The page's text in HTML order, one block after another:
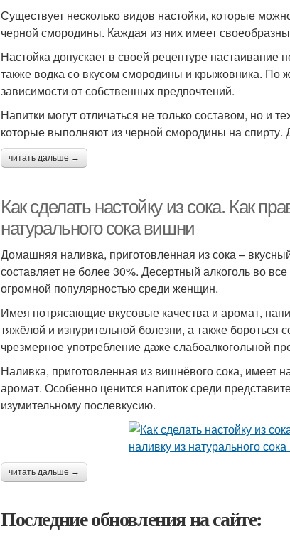
Существует несколько видов настойки, которые
черной смородины. Каждая из них имеет
Настойка допускает в своей рецептуре
также водка со вкусом смородины и крыжовника. По
зависимости от собственных предпочтений.
Напитки могут отличаться не только составом, но и
которые выполняют из черной смородины на спирту.
читать дальше →
Как сделать настойку из сока. Как
натурального сока вишни
Домашняя наливка, приготовленная из сока –
составляет не более 30%. Десертный алкоголь во
огромной популярностью среди женщин.
Имея потрясающие вкусовые качества и аромат,
тяжёлой и изнурительной болезни, а также бороться
чрезмерное употребление даже слабоалкогольной
Наливка, приготовленная из вишнёвого сока, имеет
аромат. Особенно ценится напиток среди
изумительному послевкусию.
читать дальше →
Последние обновления на сайте: